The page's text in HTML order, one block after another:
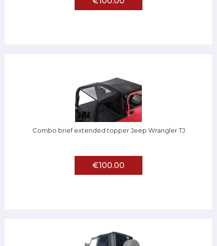
Combo brief extended topper Jeep Wrangler TJ
€100.00